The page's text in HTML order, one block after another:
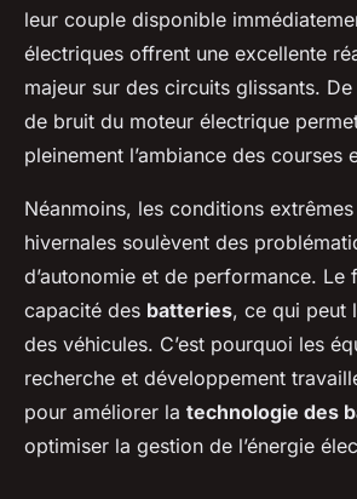
leur couple disponible
électriques offrent une excellente
majeur sur des circuits glissants. De
de bruit du moteur électrique
pleinement l’ambiance des courses
Néanmoins, les conditions
hivernales soulèvent des
d’autonomie et de performance. Le
capacité des batteries, ce qui peut
des véhicules. C’est pourquoi les
recherche et développement
pour améliorer la technologie des
optimiser la gestion de l’énergie